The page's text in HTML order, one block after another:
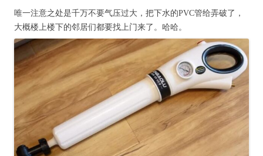
唯一注意之处是千万不要气压过大，把下水的PVC管给弄破了，
大概楼上楼下的邻居们都要找上门来了。哈哈。